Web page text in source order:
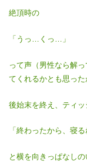
絶頂時の
「うっ…くっ…」
って声（男性なら解
てくれるかとも思った
後始末を終え、ティ
「終わったから、寝る
と横を向きっぱなしの